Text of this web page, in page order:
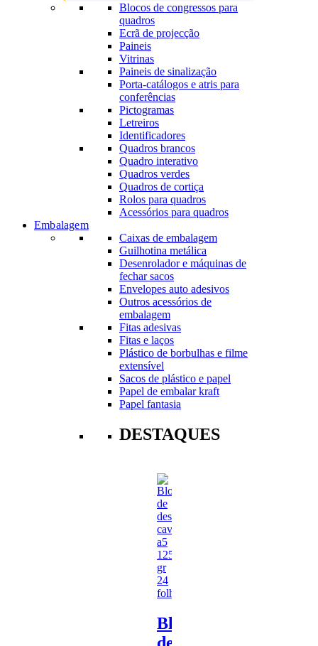
Blocos de congressos para
quadros
Ecrã de projecção
Paineis
Vitrinas
Paineis de sinalização
Porta-catálogos e atris para
conferências
Pictogramas
Letreiros
Identificadores
Quadros brancos
Quadro interativo
Quadros verdes
Quadros de cortiça
Rolos para quadros
Acessórios para quadros
Embalagem
Caixas de embalagem
Guilhotina metálica
Desenrolador e máquinas de
fechar sacos
Envelopes auto adesivos
Outros acessórios de
embalagem
Fitas adesivas
Fitas e laços
Plástico de borbulhas e filme
extensível
Sacos de plástico e papel
Papel de embalar kraft
Papel fantasia
DESTAQUES
Bloco
de